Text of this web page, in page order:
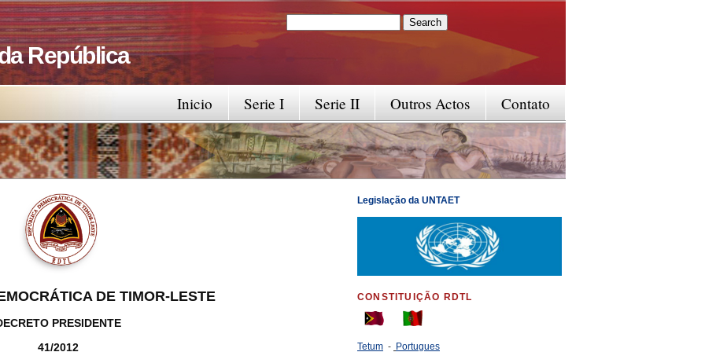
República
Search form
Contato
Outros Actos
Serie II
Serie I
Inicio
DE TIMOR-LESTE
PRESIDENTE
41/2012
Legislação da UNTAET
CONSTITUIÇÃO RDTL
Tetum - Portugues